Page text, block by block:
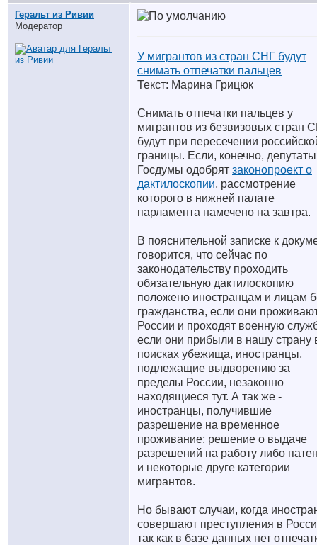
Геральт из Ривии
Модератор
У мигрантов из стран СНГ будут
снимать отпечатки пальцев
Текст: Марина Грицюк
Снимать отпечатки пальцев у
мигрантов из безвизовых стран
будут при пересечении
границы. Если, конечно, депутаты
Госдумы одобрят законопроект о
дактилоскопии, рассмотрение
которого в нижней палате
парламента намечено на завтра.
В пояснительной записке к
говорится, что сейчас по
законодательству проходить
обязательную дактилоскопию
положено иностранцам и лицам
гражданства, если они
России и проходят военную
если они прибыли в нашу страну
поисках убежища, иностранцы,
подлежащие выдворению за
пределы России, незаконно
находящиеся тут. А так же -
иностранцы, получившие
разрешение на временное
проживание; решение о выдаче
разрешений на работу либо
и некоторые друге категории
мигрантов.
Но бывают случаи, когда
совершают преступления в
так как в базе данных нет